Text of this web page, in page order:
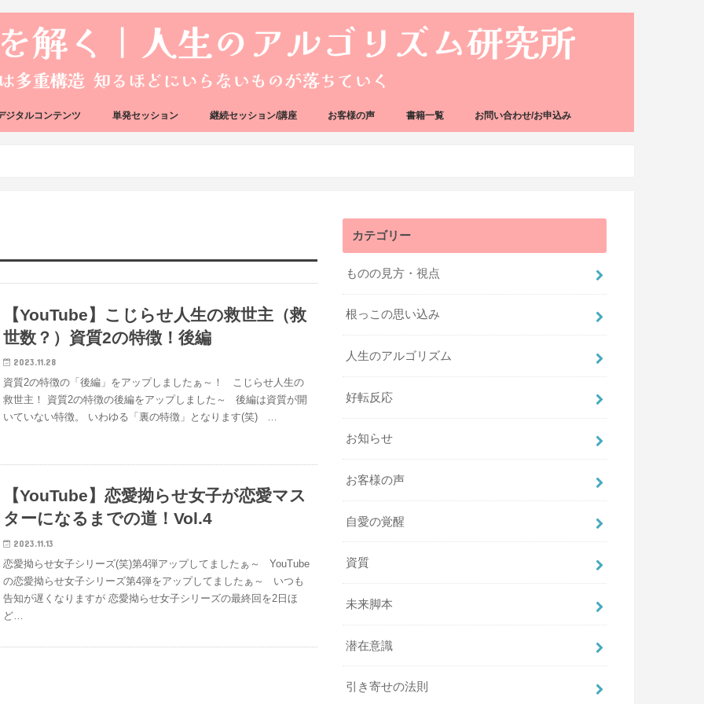
ジタルコンテンツ 単発セッション 継続セッション/講座 お客様の声 書籍一覧 お問い合わせ/お申込み
【YouTube】こじらせ人生の救世主（救
世数？）資質2の特徴！後編
2023.11.28
資質2の特徴の「後編」をアップしましたぁ～！ こじらせ人生の
救世主！ 資質2の特徴の後編をアップしました～ 後編は資質が開
いていない特徴。 いわゆる「裏の特徴」となります(笑) …
【YouTube】恋愛拗らせ女子が恋愛マス
ターになるまでの道！Vol.4
2023.11.13
恋愛拗らせ女子シリーズ(笑)第4弾アップしてましたぁ～ YouTube
の恋愛拗らせ女子シリーズ第4弾をアップしてましたぁ～ いつも
告知が遅くなりますが 恋愛拗らせ女子シリーズの最終回を2日ほ
ど…
カテゴリー
ものの見方・視点
根っこの思い込み
人生のアルゴリズム
好転反応
お知らせ
お客様の声
自愛の覚醒
資質
未来脚本
潜在意識
引き寄せの法則